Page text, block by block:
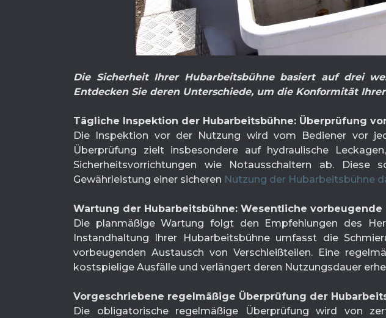
Die Sicherheit Ihrer Hubarbeitsbühne basiert auf drei
Entdecken Sie deren Unterschiede, um die Konformität
Tägliche Inspektion der Hubarbeitsbühne: Überprüfung
Die Inspektion vor der Nutzung wird vom Bediener vor
Überprüfung zielt insbesondere auf hydraulische
Sicherheitsvorrichtungen wie Notausschaltern ab.
Gewährleistung einer sicheren Nutzung der Hubarbeitsbühne
Wartung der Hubarbeitsbühne: Wesentliche
Die planmäßige Wartung folgt den Empfehlungen des
Instandhaltung Ihrer Hubarbeitsbühne umfasst die
vorbeugenden Austausch von Verschleißteilen. Eine
kostspielige Ausfälle und verlängert deren Nutzungsdauer
Vorgeschriebene regelmäßige Überprüfung der
Die obligatorische regelmäßige Überprüfung wird von